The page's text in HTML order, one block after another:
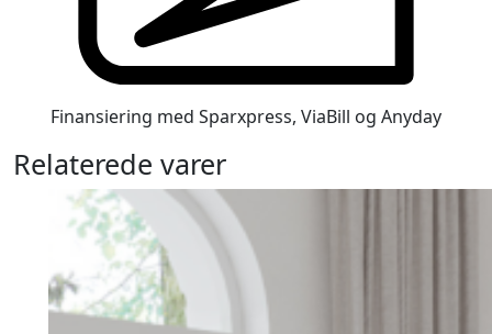
Finansiering med Sparxpress, ViaBill og Anyday
Relaterede varer